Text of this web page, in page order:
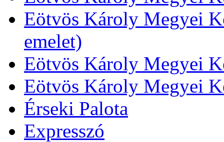
Eötvös Károly Megyei
emelet)
Eötvös Károly Megyei
Eötvös Károly Megyei
Érseki Palota
Expresszó